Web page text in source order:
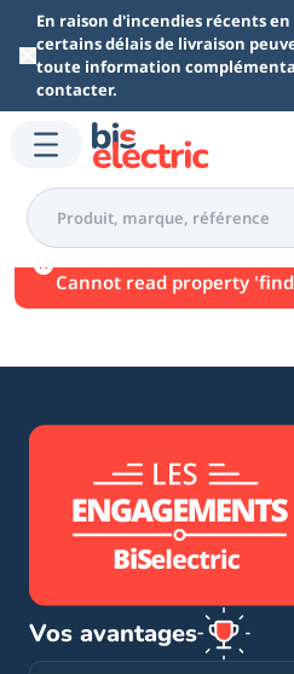
Aller au contenu principal
En raison d'incendies récents
certains délais de livraison
toute information
contacter.
Une erreur est
Cannot read property
Vos avantages